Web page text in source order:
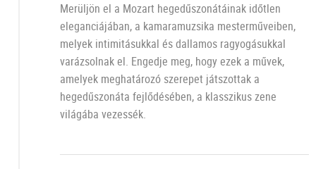
Merüljön el a Mozart hegedűszonátáinak időtlen
eleganciájában, a kamaramuzsika mesterműveiben,
melyek intimitásukkal és dallamos ragyogásukkal
varázsolnak el. Engedje meg, hogy ezek a művek,
amelyek meghatározó szerepet játszottak a
hegedűszonáta fejlődésében, a klasszikus zene
világába vezessék.